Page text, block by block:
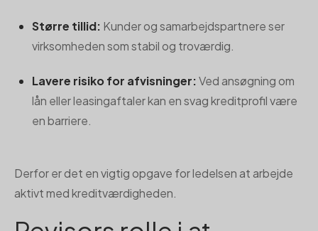
Større tillid: Kunder og samarbejdspartnere ser
virksomheden som stabil og troværdig.
Lavere risiko for afvisninger:Ved ansøgning om
lån eller leasingaftaler kan en svag kreditprofil være
en barriere.
Derfor er det en vigtig opgave for ledelsen at arbejde
aktivt med kreditværdigheden.